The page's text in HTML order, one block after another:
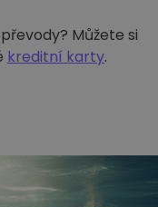
Můžete si
kreditní karty.